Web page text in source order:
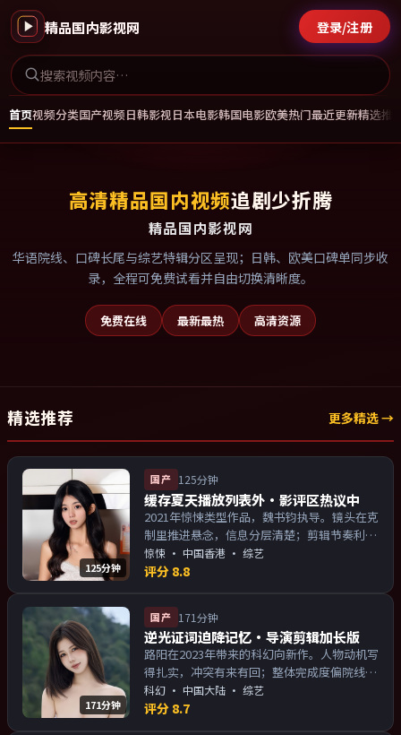
精品国内影视网 登录/注册
首页视频分类国产视频日韩影视日本电影韩国电影欧美热门最近更新精选推
高清精品国内视频追剧少折腾
精品国内影视网
华语院线、口碑长尾与综艺特辑分区呈现；日韩、欧美口碑单同步收
录，全程可免费试看并自由切换清晰度。
免费在线 最新最热 高清资源
精选推荐 更多精选 →
125分钟
国产 125分钟
缓存夏天播放列表外·影评区热议中
2021年惊悚类型作品，魏书钧执导。镜头在克
制里推进悬念，信息分层清楚；剪辑节奏利
落，观感顺滑。主演以演技派为主，适合喜欢
强叙事与人物关系的观众加入片单。
惊悚 · 中国香港 · 综艺
评分 8.8
171分钟
国产 171分钟
逆光证词迫降记忆·导演剪辑加长版
路阳在2023年带来的科幻向新作。人物动机写
得扎实，冲突有来有回；整体完成度偏院线质
感。主演以演技派为主，适合喜欢强叙事与人
物关系的观众加入片单。
科幻 · 中国大陆 · 综艺
评分 8.7